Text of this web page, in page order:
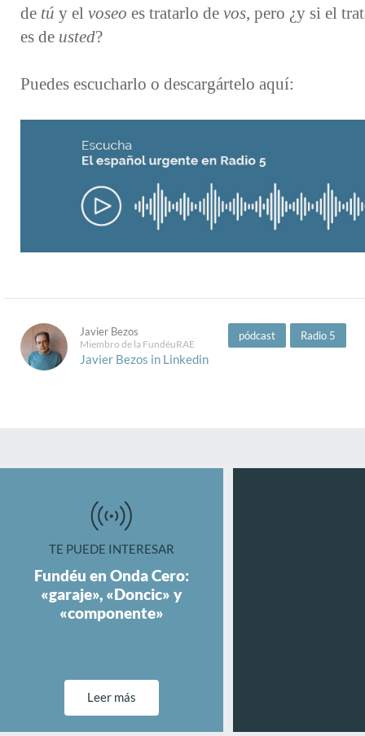
de tú y el voseo es tratarlo de vos, pero ¿y si el
es de usted?
Puedes escucharlo o descargártelo aquí:
Javier Bezos
Miembro de la FundéuRAE
Javier Bezos in Linkedin
pódcast Radio 5
TE PUEDE INTERESAR
Fundéu en Onda Cero:
«garaje», «Doncic» y
«componente»
Leer más